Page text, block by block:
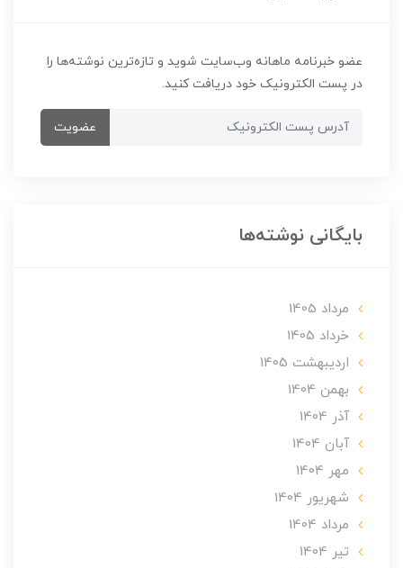
عضو خبرنامه ماهانه وب‌سایت شوید و تازه‌ترین نوشته‌ها را
در پست الکترونیک خود دریافت کنید.
عضویت
بایگانی نوشته‌ها
مرداد 1405
خرداد 1405
ارديبهشت 1405
بهمن 1404
آذر 1404
آبان 1404
مهر 1404
شهریور 1404
مرداد 1404
تير 1404